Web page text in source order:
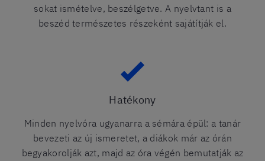
sokat ismételve, beszélgetve. A nyelvtant is a
beszéd természetes részeként sajátítják el.
Hatékony
Minden nyelvóra ugyanarra a sémára épül: a tanár
bevezeti az új ismeretet, a diákok már az órán
begyakorolják azt, majd az óra végén bemutatják az